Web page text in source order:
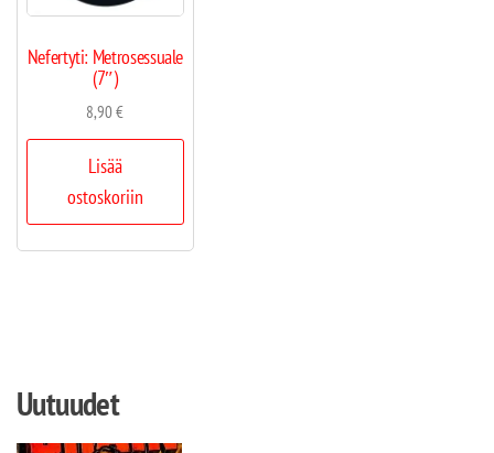
Nefertyti: Metrosessuale
(7″)
8,90€
Lisää
ostoskoriin
Uutuudet